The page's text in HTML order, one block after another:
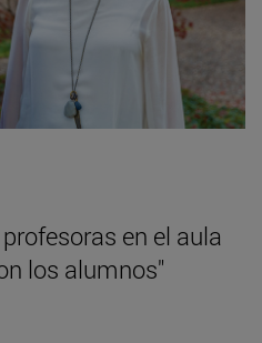
en el aula
los alumnos"